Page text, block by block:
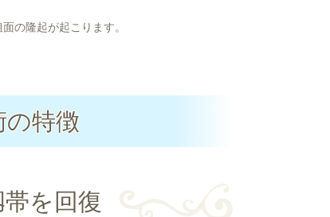
の隆起が起こります。
特徴
を回復